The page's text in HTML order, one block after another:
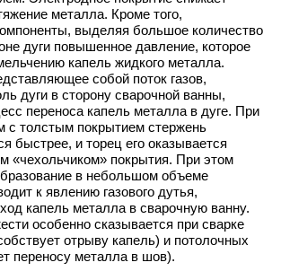
металла. Кроме того,
выделяя большое количество
дуги повышенное давление, которое
капель жидкого металла.
собой поток газов,
дуги в сторону сварочной ванны,
переноса капель металла в дуге. При
с толстым покрытием стержень
быстрее, и торец его оказывается
«чехольчиком» покрытия. При этом
в небольшом объеме
к явлению газового дутья,
капель металла в сварочную ванну.
особенно сказывается при сварке
отрыву капель) и потолочных
переносу металла в шов).